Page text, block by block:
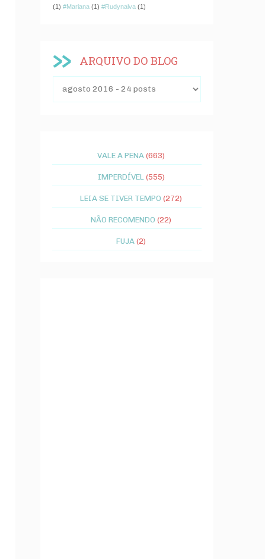
(1) #Mariana (1) #Rudynalva (1)
ARQUIVO DO BLOG
VALE A PENA (663)
IMPERDÍVEL (555)
LEIA SE TIVER TEMPO (272)
NÃO RECOMENDO (22)
FUJA (2)